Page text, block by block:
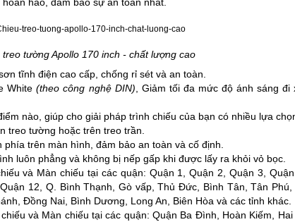
treo tường Apollo 170 inch - chất lượng cao
tĩnh điện cao cấp, chống rỉ sét và an toàn.
White(theo công nghệ DIN), Giảm tối đa mức độ ánh sáng đi
nào, giúp cho giải pháp trình chiếu của bạn có nhiều lựa
treo tường hoặc trên treo trần.
trên màn hình, đảm bảo an toàn và cố định.
luôn phẳng và không bị nếp gấp khi được lấy ra khỏi vỏ bọc.
và Màn chiếu tại các quận: Quận 1, Quận 2, Quận 3,
12, Q. Bình Thạnh, Gò vấp, Thủ Đức, Bình Tân, Tân Phú,
Đồng Nai, Bình Dương, Long An, Biên Hòa và các tỉnh khác.
và Màn chiếu tại các quận: Quận Ba Đình, Hoàn Kiếm,